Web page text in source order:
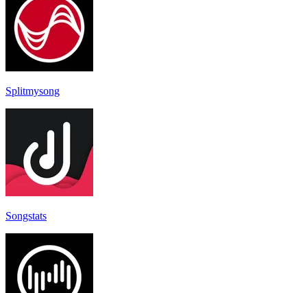
Splitmysong
Songstats